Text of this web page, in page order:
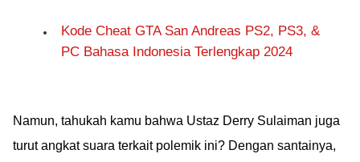
Kode Cheat GTA San Andreas PS2, PS3, &
PC Bahasa Indonesia Terlengkap 2024
Namun, tahukah kamu bahwa Ustaz Derry Sulaiman juga
turut angkat suara terkait polemik ini? Dengan santainya,